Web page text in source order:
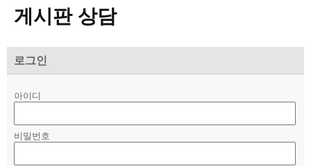
게시판 상담
로그인
아이디
비밀번호
노동상담
- 게시판 상담
- 바로보기
- 찾아보기